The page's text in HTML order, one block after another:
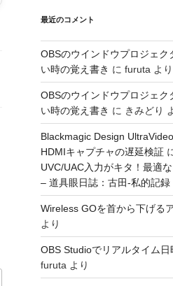
最近のコメント
OBSのウインドウプロジェク
い時の覚え書き に furutaより
OBSのウインドウプロジェク
い時の覚え書き に きみどり
Blackmagic Design
HDMIキャプチャの遅延検証
UVC/UAC入力がキタ！最適
– 道具眼日誌：古田-私的記録
Wireless GOを首から下げる
より
OBS Studioでリアルタイム日
furutaより